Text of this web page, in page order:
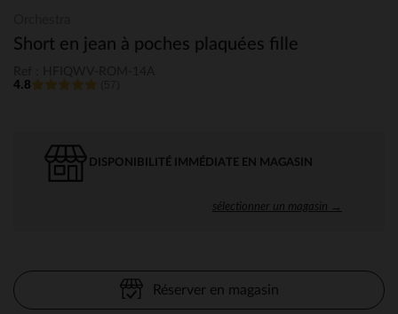
Short en jean à poches plaquées fille
4.8
DISPONIBILITÉ IMMÉDIATE EN MAGASIN
sélectionner un magasin →
Réserver en magasin